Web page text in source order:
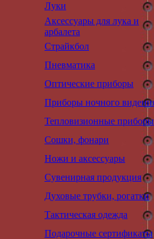
Луки
Аксессуары для лука и
арбалета
Страйкбол
Пневматика
Оптические приборы
Приборы ночного
Тепловизионные приборы
Сошки, фонари
Ножи и аксессуары
Сувенирная продукция
Духовые трубки, рогатки
Тактическая одежда
Подарочные сертификаты